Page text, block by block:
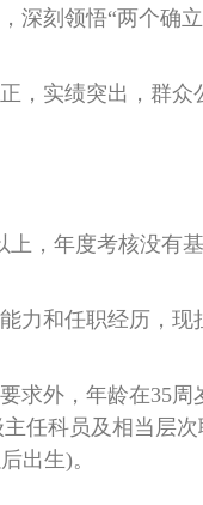
深刻领悟“两个确
，实绩突出，群众
，年度考核没有
力和任职经历，现
求外，年龄在35
任科员及相当层
出生)。